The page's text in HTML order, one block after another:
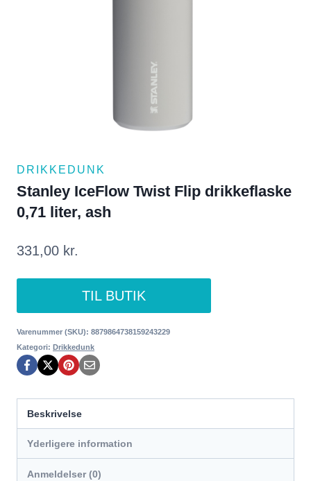
DRIKKEDUNK
Stanley IceFlow Twist Flip drikkeflaske
0,71 liter, ash
331,00 kr.
TIL BUTIK
Varenummer (SKU): 8879864738159243229
Kategori: Drikkedunk
Beskrivelse
Yderligere information
Anmeldelser (0)